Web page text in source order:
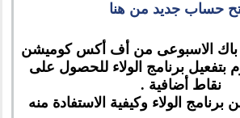
حساب جديد من هنا
باك الاسبوعى من أف أكس كوميشن
بتفعيل برنامج الولاء للحصول على
نقاط أضافية .
برنامج الولاء وكيفية الاستفادة منه